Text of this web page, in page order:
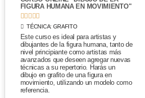
FIGURA HUMANA EN MOVIMIENTO"

TÉCNICA: GRAFITO
Este curso es ideal para artistas y
dibujantes de la figura humana, tanto de
nivel principiante como artistas más
avanzados que deseen agregar nuevas
técnicas a su repertorio. Harás un
dibujo en grafito de una figura en
movimiento, utilizando un modelo como
referencia.